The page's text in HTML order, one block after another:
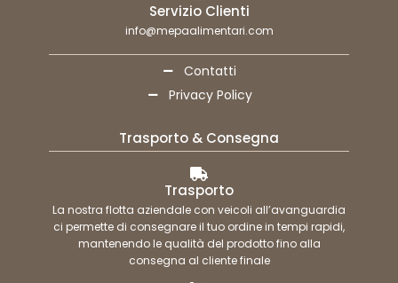
Servizio Clienti
info@mepaalimentari.com
Contatti
Privacy Policy
Trasporto & Consegna
Trasporto
La nostra flotta aziendale con veicoli all’avanguardia
ci permette di consegnare il tuo ordine in tempi rapidi,
mantenendo le qualità del prodotto fino alla
consegna al cliente finale